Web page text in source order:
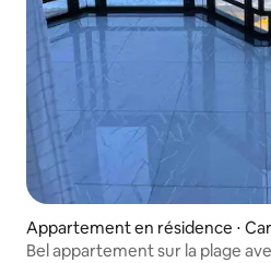
Appartement en résidence ⋅
Bel appartement sur la plage